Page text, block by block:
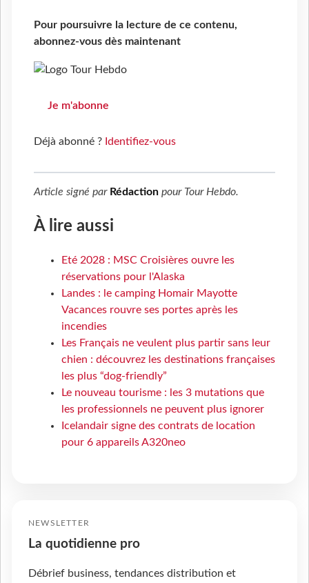
Pour poursuivre la lecture de ce contenu,
abonnez-vous dès maintenant
Je m'abonne
Déjà abonné ? Identifiez-vous
Article signé par Rédaction pour Tour Hebdo.
À lire aussi
Eté 2028 : MSC Croisières ouvre les
réservations pour l'Alaska
Landes : le camping Homair Mayotte
Vacances rouvre ses portes après les
incendies
Les Français ne veulent plus partir sans leur
chien : découvrez les destinations françaises
les plus “dog-friendly”
Le nouveau tourisme : les 3 mutations que
les professionnels ne peuvent plus ignorer
Icelandair signe des contrats de location
pour 6 appareils A320neo
NEWSLETTER
La quotidienne pro
Débrief business, tendances distribution et